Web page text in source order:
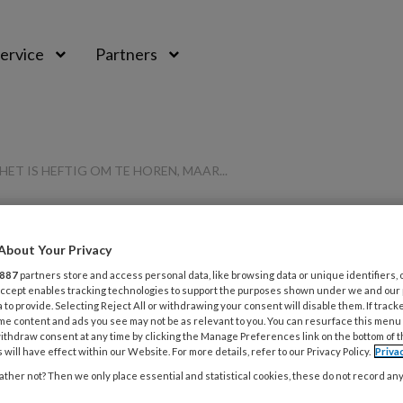
Partners
IS HEFTIG OM TE HOREN, MAAR...
Opslaan Reacties 0 Delen
Verdouw:
5
Your Privacy
887 partners store and access personal data, like browsing data or unique identifiers,
enables tracking technologies to support the purposes shown under we and
to provide. Selecting Reject All or withdrawing your consent will disable them. If
content and ads you see may not be as relevant to you. You can resurface this
consent at any time by clicking the Manage Preferences link on the bottom of
will have effect within our Website. For more details, refer to our Privacy Policy.
not? Then we only place essential and statistical cookies, these do not record